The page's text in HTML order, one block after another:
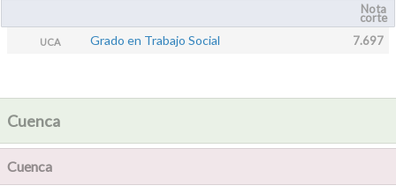
Nota
corte
UCA Grado en Trabajo Social 7.697
Cuenca
Cuenca